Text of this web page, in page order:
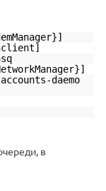
daemo
в